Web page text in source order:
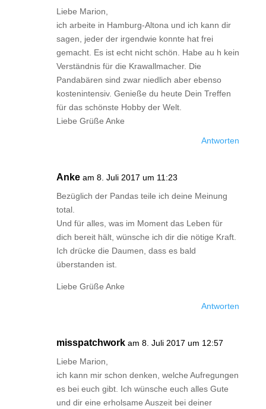
Liebe Marion,
ich arbeite in Hamburg-Altona und ich kann dir
sagen, jeder der irgendwie konnte hat frei
gemacht. Es ist echt nicht schön. Habe au h kein
Verständnis für die Krawallmacher. Die
Pandabären sind zwar niedlich aber ebenso
kostenintensiv. Genieße du heute Dein Treffen
für das schönste Hobby der Welt.
Liebe Grüße Anke
Antworten
Anke am 8. Juli 2017 um 11:23
Bezüglich der Pandas teile ich deine Meinung
total.
Und für alles, was im Moment das Leben für
dich bereit hält, wünsche ich dir die nötige Kraft.
Ich drücke die Daumen, dass es bald
überstanden ist.
Liebe Grüße Anke
Antworten
misspatchwork am 8. Juli 2017 um 12:57
Liebe Marion,
ich kann mir schon denken, welche Aufregungen
es bei euch gibt. Ich wünsche euch alles Gute
und dir eine erholsame Auszeit bei deiner